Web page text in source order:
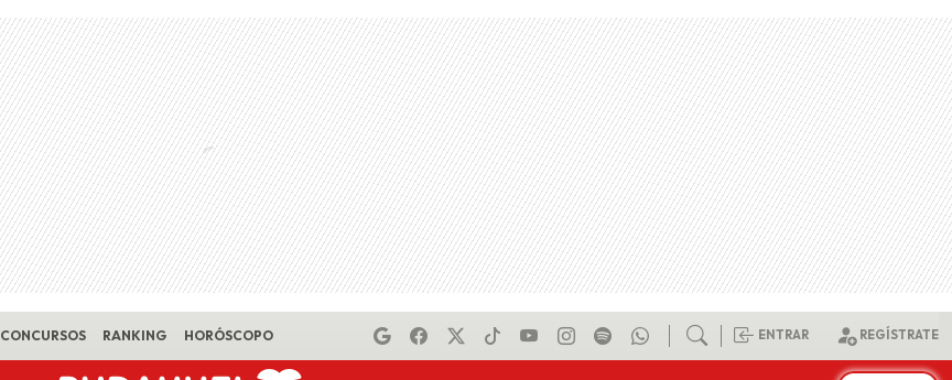
CONCURSOS RANKING HORÓSCOPO ENTRAR REGÍSTRATE